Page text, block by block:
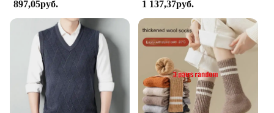
897,05руб. 1 137,37руб.